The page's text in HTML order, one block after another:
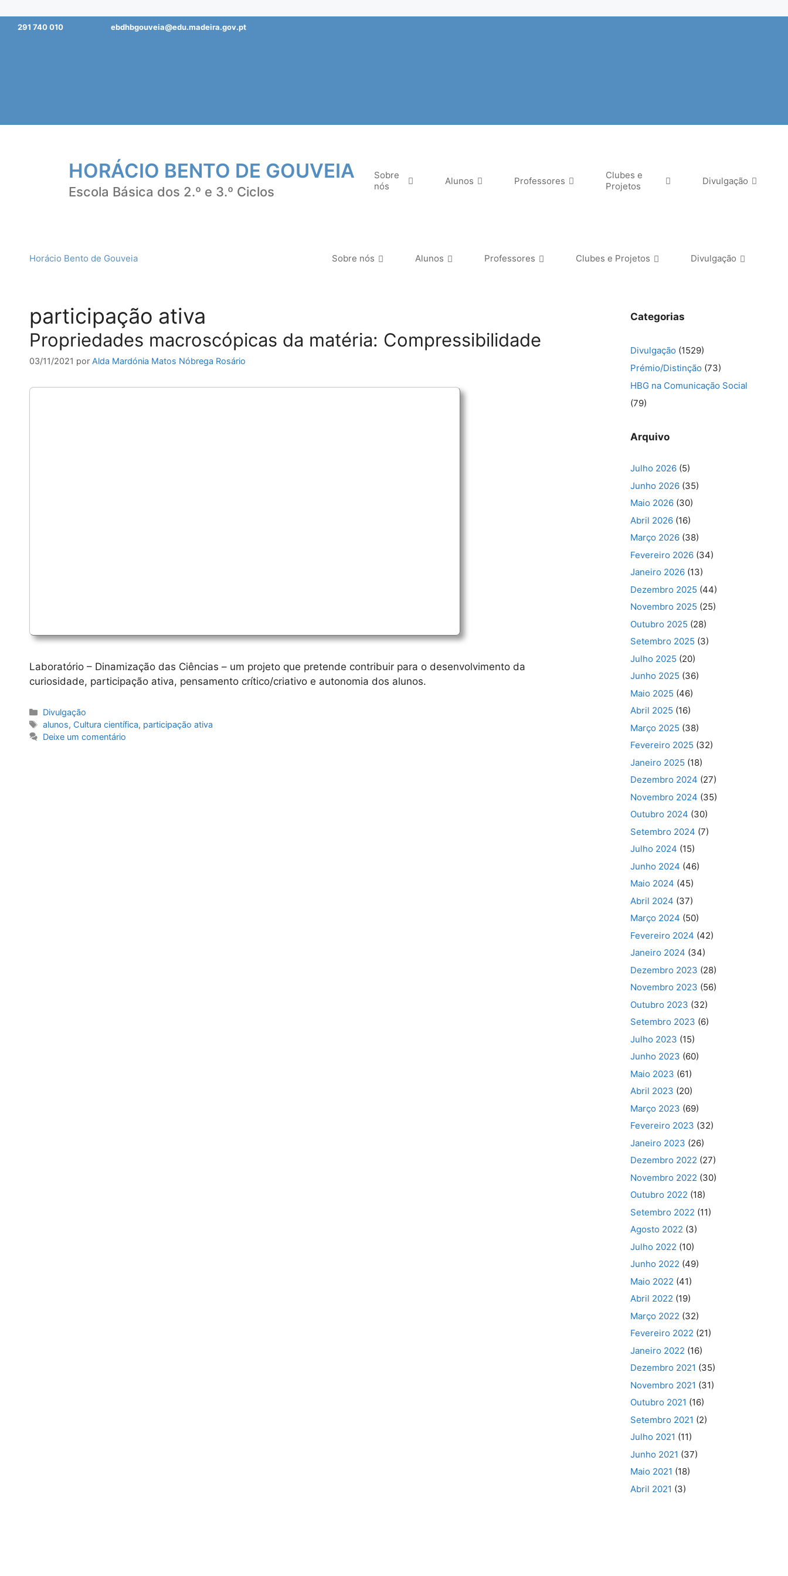
Saltar291 740 010 ebdhbgouveia@edu.madeira.gov.pt
HORÁCIO BENTO DE GOUVEIA
Escola Básica dos 2.º e 3.º Ciclos
Sobre
nós
Alunos Professores
Clubes e
Projetos
Divulgação
Horácio Bento de Gouveia Sobre nós Alunos Professores Clubes e Projetos Divulgação
participação ativa
Propriedades macroscópicas da matéria: Compressibilidade
03/11/2021 por Alda Mardónia Matos Nóbrega Rosário
Laboratório – Dinamização das Ciências – um projeto que pretende contribuir para o desenvolvimento da
curiosidade, participação ativa, pensamento crítico/criativo e autonomia dos alunos.
Categorias
Divulgação
Etiquetas
alunos, Cultura científica, participação ativa
Deixe um comentário
Categorias
Divulgação (1529)
Prémio/Distinção (73)
HBG na Comunicação Social
(79)
Arquivo
Julho 2026 (5)
Junho 2026 (35)
Maio 2026 (30)
Abril 2026 (16)
Março 2026 (38)
Fevereiro 2026 (34)
Janeiro 2026 (13)
Dezembro 2025 (44)
Novembro 2025 (25)
Outubro 2025 (28)
Setembro 2025 (3)
Julho 2025 (20)
Junho 2025 (36)
Maio 2025 (46)
Abril 2025 (16)
Março 2025 (38)
Fevereiro 2025 (32)
Janeiro 2025 (18)
Dezembro 2024 (27)
Novembro 2024 (35)
Outubro 2024 (30)
Setembro 2024 (7)
Julho 2024 (15)
Junho 2024 (46)
Maio 2024 (45)
Abril 2024 (37)
Março 2024 (50)
Fevereiro 2024 (42)
Janeiro 2024 (34)
Dezembro 2023 (28)
Novembro 2023 (56)
Outubro 2023 (32)
Setembro 2023 (6)
Julho 2023 (15)
Junho 2023 (60)
Maio 2023 (61)
Abril 2023 (20)
Março 2023 (69)
Fevereiro 2023 (32)
Janeiro 2023 (26)
Dezembro 2022 (27)
Novembro 2022 (30)
Outubro 2022 (18)
Setembro 2022 (11)
Agosto 2022 (3)
Julho 2022 (10)
Junho 2022 (49)
Maio 2022 (41)
Abril 2022 (19)
Março 2022 (32)
Fevereiro 2022 (21)
Janeiro 2022 (16)
Dezembro 2021 (35)
Novembro 2021 (31)
Outubro 2021 (16)
Setembro 2021 (2)
Julho 2021 (11)
Junho 2021 (37)
Maio 2021 (18)
Abril 2021 (3)